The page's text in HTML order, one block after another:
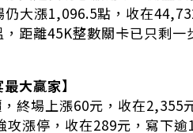
大漲1,096.5點，收在
距離45K整數關卡已只剩一
大贏家】
終場上漲60元，收在2,355
攻漲停，收在289元，寫下